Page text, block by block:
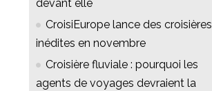
devant elle
CroisiEurope lance des croisières
inédites en novembre
Croisière fluviale : pourquoi les
agents de voyages devraient la